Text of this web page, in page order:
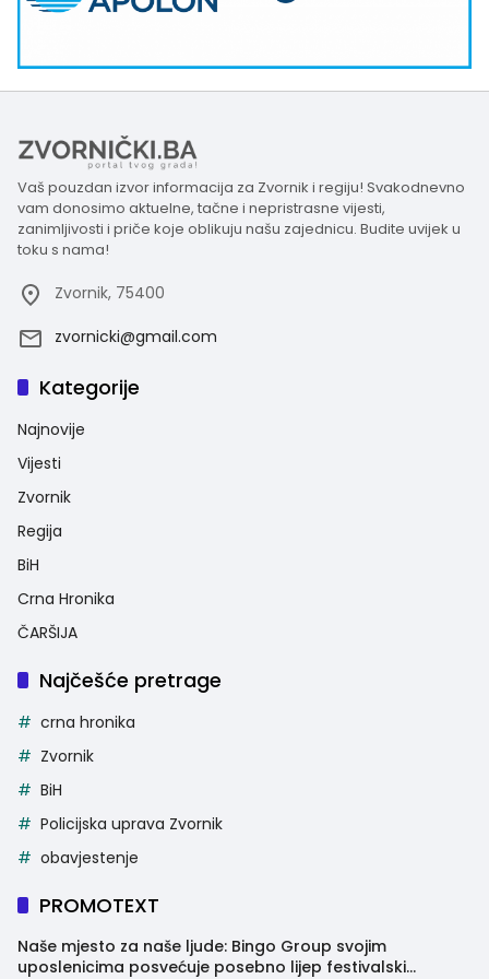
Vaš pouzdan izvor informacija za Zvornik i regiju! Svakodnevno
vam donosimo aktuelne, tačne i nepristrasne vijesti,
zanimljivosti i priče koje oblikuju našu zajednicu. Budite uvijek u
toku s nama!
Zvornik, 75400
zvornicki@gmail.com
Kategorije
Najnovije
Vijesti
Zvornik
Regija
BiH
Crna Hronika
ČARŠIJA
Najčešće pretrage
crna hronika
Zvornik
BiH
Policijska uprava Zvornik
obavjestenje
PROMOTEXT
Naše mjesto za naše ljude: Bingo Group svojim
uposlenicima posvećuje posebno lijep festivalski